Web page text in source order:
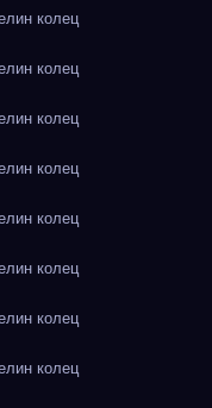
колец
колец
колец
колец
колец
колец
колец
колец